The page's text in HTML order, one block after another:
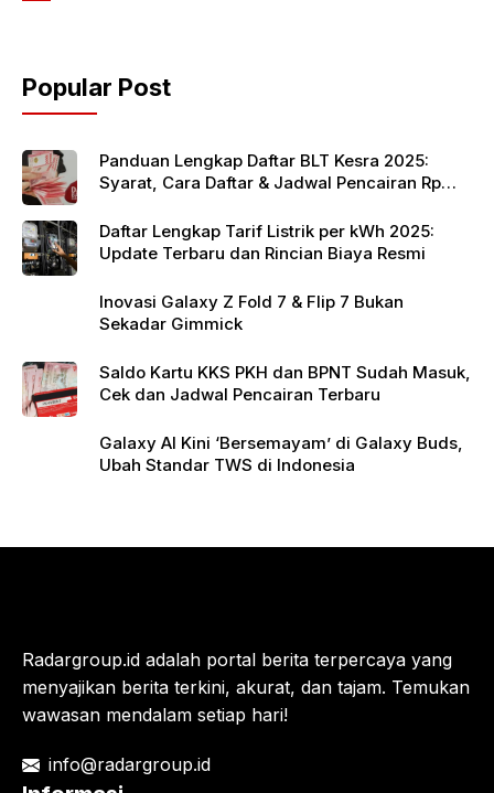
o
o
k
p
p
Popular Post
Panduan Lengkap Daftar BLT Kesra 2025:
Syarat, Cara Daftar & Jadwal Pencairan Rp
Daftar Lengkap Tarif Listrik per kWh 2025:
Update Terbaru dan Rincian Biaya Resmi
Inovasi Galaxy Z Fold 7 & Flip 7 Bukan
Sekadar Gimmick
Saldo Kartu KKS PKH dan BPNT Sudah Masuk,
Cek dan Jadwal Pencairan Terbaru
Galaxy AI Kini ‘Bersemayam’ di Galaxy Buds,
Ubah Standar TWS di Indonesia
Radargroup.id adalah portal berita terpercaya yang
menyajikan berita terkini, akurat, dan tajam. Temukan
wawasan mendalam setiap hari!
info@radargroup.id